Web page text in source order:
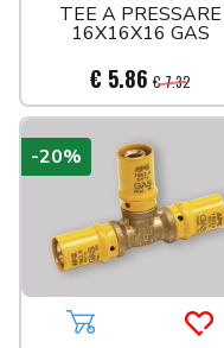
TEE A PRESSARE
16X16X16 GAS
€ 5.86 € 7.32
Aggiungi al
-20%